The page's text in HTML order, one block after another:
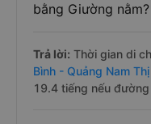
bằng Giường nằm?
Trả lời: Thời gian di
Bình - Quảng Nam
19.4 tiếng nếu